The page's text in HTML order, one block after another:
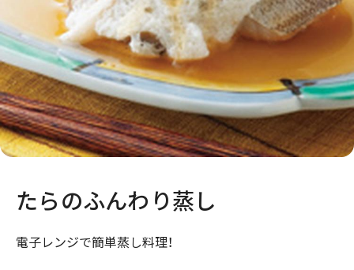
たらのふんわり蒸し
電子レンジで簡単蒸し料理！